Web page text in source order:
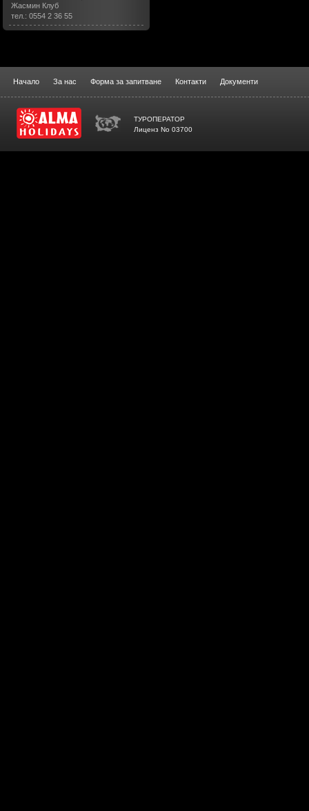
Жасмин Клуб
тел.: 0554 2 36 55
Начало За нас Форма за запитване Контакти Документи
ТУРОПЕРАТОР
Лиценз No 03700